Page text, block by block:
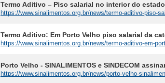
Termo Aditivo – Piso salarial no interior do estado
https://www.sinalimentos.org.br/news/termo-aditivo-piso-
Termo Aditivo: Em Porto Velho piso salarial da
https://www.sinalimentos.org.br/news/termo-aditivo-em-
Porto Velho - SINALIMENTOS e SINDECOM
https://www.sinalimentos.org.br/news/porto-velho-